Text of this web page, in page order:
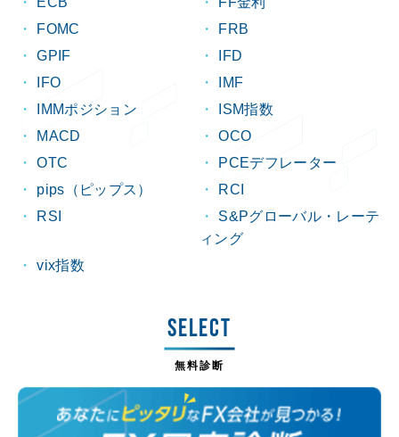
FOMC
FRB
GPIF
IFD
IFO
IMF
IMMポジション
ISM指数
MACD
OCO
OTC
PCEデフレーター
pips（ピップス）
RCI
RSI
S&Pグローバル・レーテ
ィング
vix指数
SELECT
無料診断